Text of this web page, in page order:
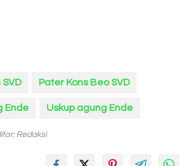
Pater Kons Beo SVD
Ende Uskup agung Ende
Redaksi